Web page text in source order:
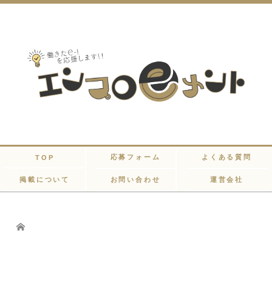
TOP 応募フォーム よくある質問
掲載について お問い合わせ 運営会社
Home